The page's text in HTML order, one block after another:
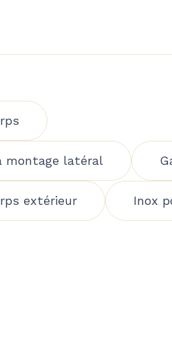
montage latéral
extérieur Inox